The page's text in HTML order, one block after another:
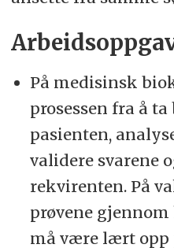
På medisinsk
prosessen fra å
pasienten,
validere svarene
rekvirenten. På
prøvene
må være lært opp